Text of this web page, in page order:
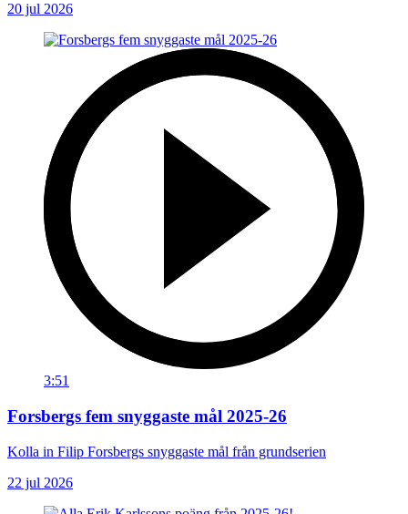
20 jul 2026
3:51
Forsbergs fem snyggaste mål 2025-26
Kolla in Filip Forsbergs snyggaste mål från grundserien
22 jul 2026